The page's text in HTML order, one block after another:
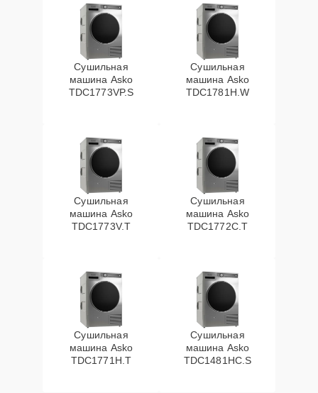
Сушильная
машина Asko
TDC1773VP.S
Сушильная
машина Asko
TDC1781H.W
Сушильная
машина Asko
TDC1773V.T
Сушильная
машина Asko
TDC1772C.T
Сушильная
машина Asko
TDC1771H.T
Сушильная
машина Asko
TDC1481HC.S